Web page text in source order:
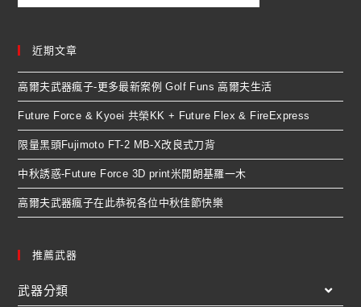
近期文章
高爾夫武器瘋子-更多最新案例 Golf Funs 高爾夫生活
Future Force & Kyoei 共榮KK + Future Flex & FireExpress
限量黑頭Fujimoto FT-2 MB-X改良式刀背
中秋誘惑-Future Force 3D print米開朗基羅一木
高爾夫武器瘋子在此恭祝各位中秋佳節快樂
推薦武器
武器分類